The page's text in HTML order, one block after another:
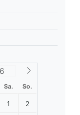
Sa. So.
1 2